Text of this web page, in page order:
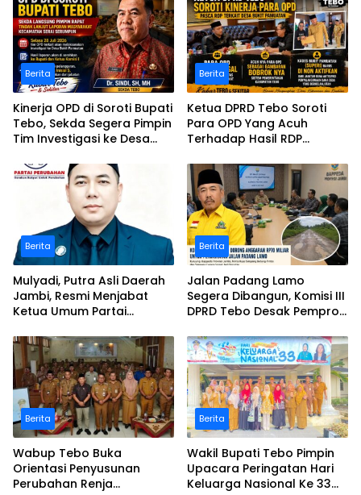
Berita
Kinerja OPD di Soroti Bupati
Tebo, Sekda Segera Pimpin
Tim Investigasi ke Desa
serumpun
Berita
Ketua DPRD Tebo Soroti
Para OPD Yang Acuh
Terhadap Hasil RDP
Pamuatan
Berita
Mulyadi, Putra Asli Daerah
Jambi, Resmi Menjabat
Ketua Umum Partai
Perwakilan ASEAN Partai
Perubahan di Malaysia
Berita
Jalan Padang Lamo
Segera Dibangun, Komisi III
DPRD Tebo Desak Pemprov
Anggaran Rp70 Miliar
Berita
Wabup Tebo Buka
Orientasi Penyusunan
Perubahan Renja
Berita
Wakil Bupati Tebo Pimpin
Upacara Peringatan Hari
Keluarga Nasional Ke 33